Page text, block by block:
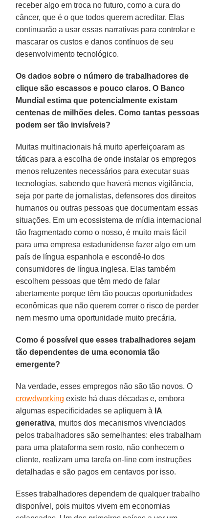
receber algo em troca no futuro, como a cura do
câncer, que é o que todos querem acreditar. Elas
continuarão a usar essas narrativas para controlar e
mascarar os custos e danos contínuos de seu
desenvolvimento tecnológico.
Os dados sobre o número de trabalhadores de
clique são escassos e pouco claros. O Banco
Mundial estima que potencialmente existam
centenas de milhões deles. Como tantas pessoas
podem ser tão invisíveis?
Muitas multinacionais há muito aperfeiçoaram as
táticas para a escolha de onde instalar os empregos
menos reluzentes necessários para executar suas
tecnologias, sabendo que haverá menos vigilância,
seja por parte de jornalistas, defensores dos direitos
humanos ou outras pessoas que documentam essas
situações. Em um ecossistema de mídia internacional
tão fragmentado como o nosso, é muito mais fácil
para uma empresa estadunidense fazer algo em um
país de língua espanhola e escondê-lo dos
consumidores de língua inglesa. Elas também
escolhem pessoas que têm medo de falar
abertamente porque têm tão poucas oportunidades
econômicas que não querem correr o risco de perder
nem mesmo uma oportunidade muito precária.
Como é possível que esses trabalhadores sejam
tão dependentes de uma economia tão
emergente?
Na verdade, esses empregos não são tão novos. O
crowdworking existe há duas décadas e, embora
algumas especificidades se apliquem à IA
generativa, muitos dos mecanismos vivenciados
pelos trabalhadores são semelhantes: eles trabalham
para uma plataforma sem rosto, não conhecem o
cliente, realizam uma tarefa on-line com instruções
detalhadas e são pagos em centavos por isso.
Esses trabalhadores dependem de qualquer trabalho
disponível, pois muitos vivem em economias